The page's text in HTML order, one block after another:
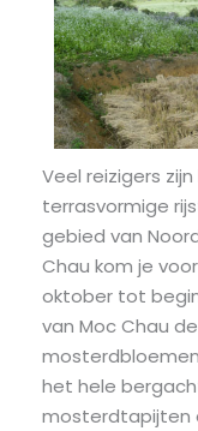
Veel reizigers
terrasvormige
gebied van
Chau kom je
oktober tot
van Moc Chau
het hele
mosterdtapijten